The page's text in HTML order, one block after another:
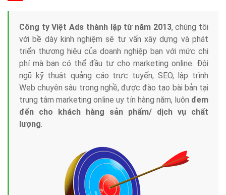
Công ty Việt Ads thành lập từ năm 2013, chúng tôi
với bề dày kinh nghiệm sẽ tư vấn xây dựng và phát
triển thương hiệu của doanh nghiệp bạn với mức chi
phí mà bạn có thể đầu tư cho marketing online. Đội
ngũ kỹ thuật quảng cáo trực tuyến, SEO, lập trình
Web chuyên sâu trong nghề, được đào tạo bài bản tại
trung tâm marketing online uy tín hàng năm, luôn đem
đến cho khách hàng sản phẩm/ dịch vụ chất
lượng.